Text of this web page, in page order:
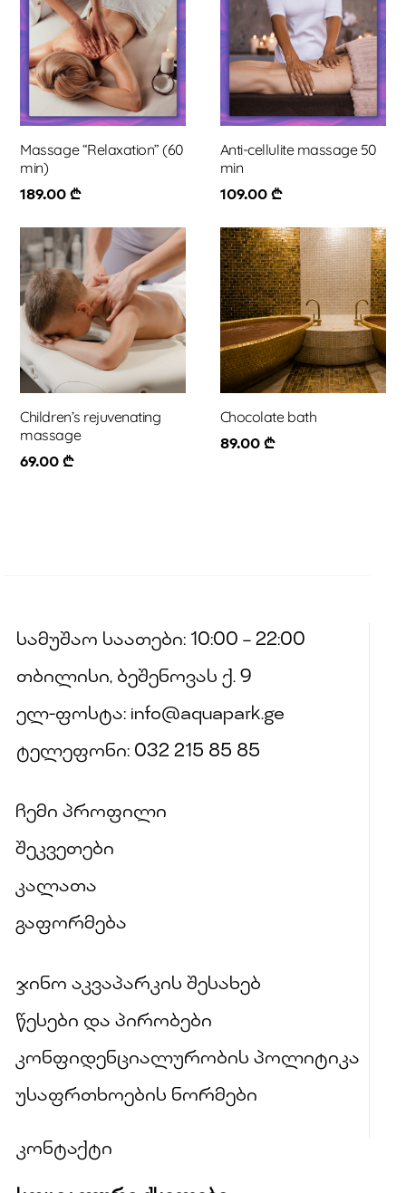
Massage “Relaxation” (60
min)
189.00₾
Anti-cellulite massage 50
min
109.00 ₾
Children’s rejuvenating
massage
69.00₾
Chocolate bath
89.00 ₾
სამუშაო საათები: 10:00 – 22:00
თბილისი, ბეშენოვას ქ. 9
ელ-ფოსტა: info@aquapark.ge
ტელეფონი: 032 215 85 85
ჩემი პროფილი
შეკვეთები
კალათა
გაფორმება
ჯინო აკვაპარკის შესახებ
წესები და პირობები
კონფიდენციალურობის პოლიტიკა
უსაფრთხოების ნორმები
კონტაქტი